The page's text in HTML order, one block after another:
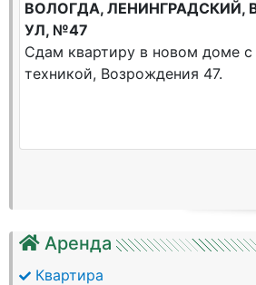
Аренда
Квартира
ВОЛОГДА, ЛЕНИНГРАДСКИЙ,
УЛ, №47
Сдам квартиру в новом доме
техникой, Возрождения 47.